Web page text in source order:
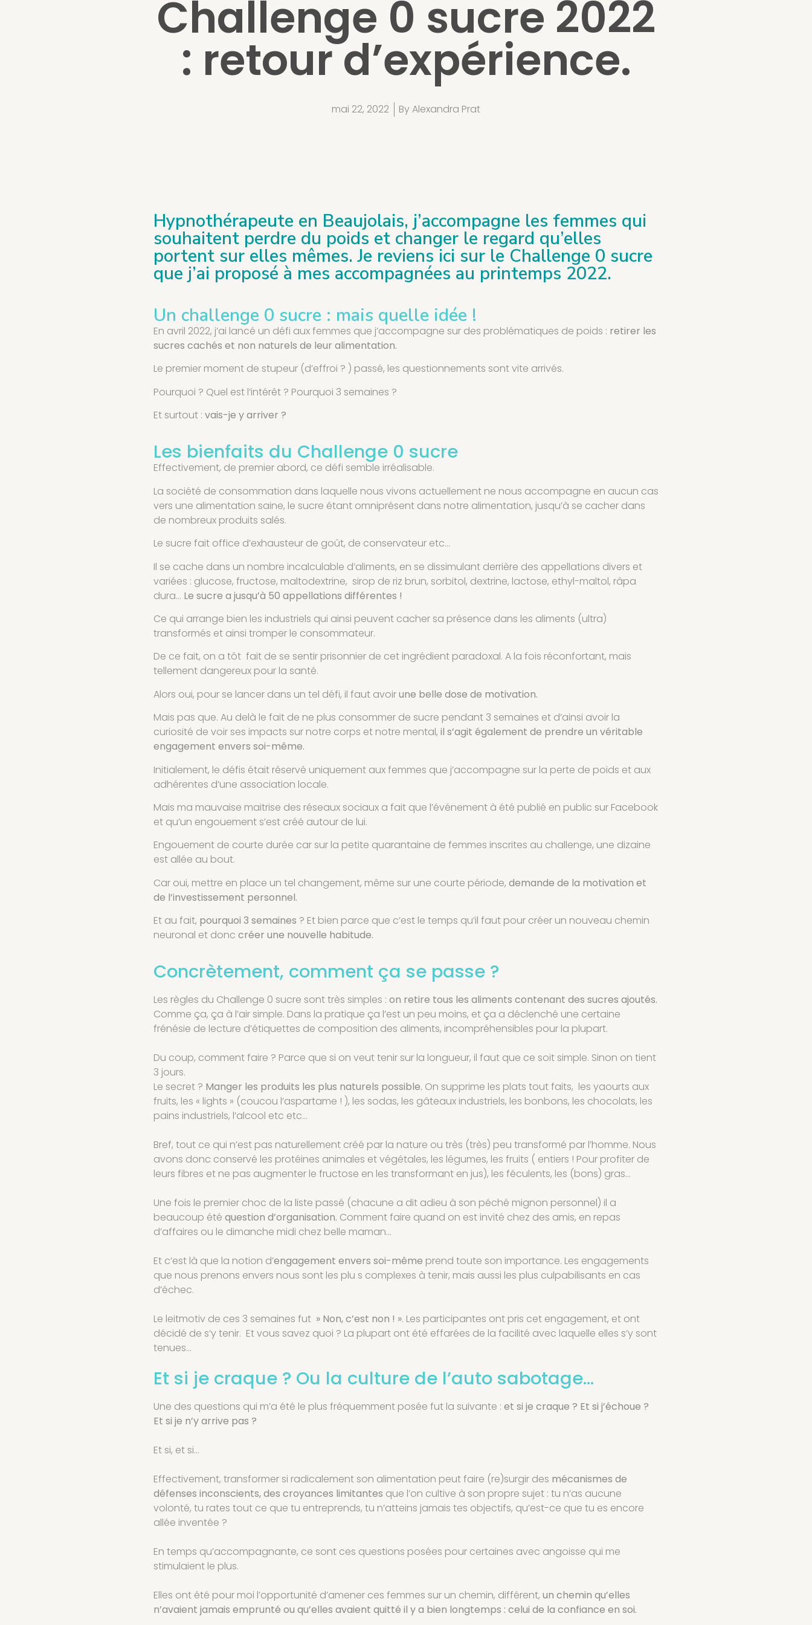
Challenge 0 sucre 2022
: retour d’expérience.
mai 22, 2022 ByAlexandra Prat
Hypnothérapeute en Beaujolais, j’accompagne les femmes qui
souhaitent perdre du poids et changer le regard qu’elles
portent sur elles mêmes. Je reviens ici sur le Challenge 0 sucre
que j’ai proposé à mes accompagnées au printemps 2022.
Un challenge 0 sucre : mais quelle idée !
En avril 2022, j’ai lancé un défi aux femmes que j’accompagne sur des problématiques de poids : retirer les
sucres cachés et non naturels de leur alimentation.
Le premier moment de stupeur (d’effroi ? ) passé, les questionnements sont vite arrivés.
Pourquoi ? Quel est l’intérêt ? Pourquoi 3 semaines ?
Et surtout : vais-je y arriver ?
Les bienfaits du Challenge 0 sucre
Effectivement, de premier abord, ce défi semble irréalisable.
La société de consommation dans laquelle nous vivons actuellement ne nous accompagne en aucun cas
vers une alimentation saine, le sucre étant omniprésent dans notre alimentation, jusqu’à se cacher dans
de nombreux produits salés.
Le sucre fait office d’exhausteur de goût, de conservateur etc…
Il se cache dans un nombre incalculable d’aliments, en se dissimulant derrière des appellations divers et
variées : glucose, fructose, maltodextrine, sirop de riz brun, sorbitol, dextrine, lactose, ethyl-maltol, râpa
dura… Le sucre a jusqu’à 50 appellations différentes !
Ce qui arrange bien les industriels qui ainsi peuvent cacher sa présence dans les aliments (ultra)
transformés et ainsi tromper le consommateur.
De ce fait, on a tôt fait de se sentir prisonnier de cet ingrédient paradoxal. A la fois réconfortant, mais
tellement dangereux pour la santé.
Alors oui, pour se lancer dans un tel défi, il faut avoirune belle dose de motivation.
Mais pas que. Au delà le fait de ne plus consommer de sucre pendant 3 semaines et d’ainsi avoir la
curiosité de voir ses impacts sur notre corps et notre mental, il s’agit également de prendre un véritable
engagement envers soi-même.
Initialement, le défis était réservé uniquement aux femmes que j’accompagne sur la perte de poids et aux
adhérentes d’une association locale.
Mais ma mauvaise maitrise des réseaux sociaux a fait que l’événement à été publié en public sur Facebook
et qu’un engouement s’est créé autour de lui.
Engouement de courte durée car sur la petite quarantaine de femmes inscrites au challenge, une dizaine
est allée au bout.
Car oui, mettre en place un tel changement, même sur une courte période, demande de la motivation et
de l’investissement personnel.
Et au fait, pourquoi 3 semaines ? Et bien parce que c’est le temps qu’il faut pour créer un nouveau chemin
neuronal et donc créer une nouvelle habitude.
Concrètement, comment ça se passe ?
Les règles du Challenge 0 sucre sont très simples : on retire tous les aliments contenant des sucres ajoutés.
Comme ça, ça à l’air simple. Dans la pratique ça l’est un peu moins, et ça a déclenché une certaine
frénésie de lecture d’étiquettes de composition des aliments, incompréhensibles pour la plupart.
Du coup, comment faire ? Parce que si on veut tenir sur la longueur, il faut que ce soit simple. Sinon on tient
3 jours.
Le secret ? Manger les produits les plus naturels possible. On supprime les plats tout faits, les yaourts aux
fruits, les « lights » (coucou l’aspartame ! ), les sodas, les gâteaux industriels, les bonbons, les chocolats, les
pains industriels, l’alcool etc etc…
Bref, tout ce qui n’est pas naturellement créé par la nature ou très (très) peu transformé par l’homme. Nous
avons donc conservé les protéines animales et végétales, les légumes, les fruits ( entiers ! Pour profiter de
leurs fibres et ne pas augmenter le fructose en les transformant en jus), les féculents, les (bons) gras…
Une fois le premier choc de la liste passé (chacune a dit adieu à son péché mignon personnel) il a
beaucoup été question d’organisation. Comment faire quand on est invité chez des amis, en repas
d’affaires ou le dimanche midi chez belle maman…
Et c’est là que la notion d’engagement envers soi-même prend toute son importance. Les engagements
que nous prenons envers nous sont les plu s complexes à tenir, mais aussi les plus culpabilisants en cas
d’échec.
Le leitmotiv de ces 3 semaines fut » Non, c’est non ! ». Les participantes ont pris cet engagement, et ont
décidé de s’y tenir. Et vous savez quoi ? La plupart ont été effarées de la facilité avec laquelle elles s’y sont
tenues…
Et si je craque ? Ou la culture de l’auto sabotage…
Une des questions qui m’a été le plus fréquemment posée fut la suivante : et si je craque ? Et si j’échoue ?
Et si je n’y arrive pas ?
Et si, et si…
Effectivement, transformer si radicalement son alimentation peut faire (re)surgir des mécanismes de
défenses inconscients, des croyances limitantes que l’on cultive à son propre sujet : tu n’as aucune
volonté, tu rates tout ce que tu entreprends, tu n’atteins jamais tes objectifs, qu’est-ce que tu es encore
allée inventée ?
En temps qu’accompagnante, ce sont ces questions posées pour certaines avec angoisse qui me
stimulaient le plus.
Elles ont été pour moi l’opportunité d’amener ces femmes sur un chemin, différent, un chemin qu’elles
n’avaient jamais emprunté ou qu’elles avaient quitté il y a bien longtemps : celui de la confiance en soi.